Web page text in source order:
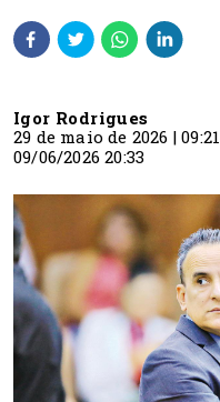
Igor Rodrigues
29 de maio de 2026 | 09:21
09/06/2026 20:33